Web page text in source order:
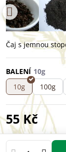
Čaj s jemnou
BALENÍ
10g
100g
55 Kč